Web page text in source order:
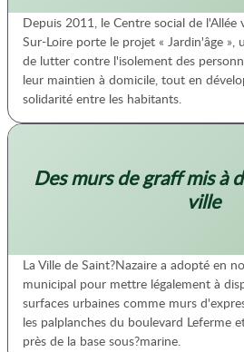
Depuis 2011, le Centre social de l'Allée
Sur-Loire porte le projet « Jardin'âge
de lutter contre l'isolement des
leur maintien à domicile, tout en
solidarité entre les habitants.
Des murs de graff mis à
ville
La Ville de Saint?Nazaire a adopté en
municipal pour mettre légalement à
surfaces urbaines comme murs
les palplanches du boulevard Leferme
près de la base sous?marine.